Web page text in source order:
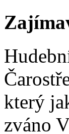
který
zváno